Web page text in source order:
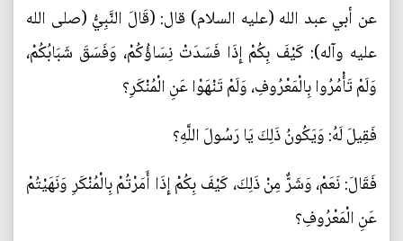
عن أبي عبد الله (عليه السلام) قال: (قَالَ النَّبِيُّ (صلى الله
عليه وآله): كَيْفَ بِكُمْ إِذَا فَسَدَتْ نِسَاؤُكُمْ، وَفَسَقَ شَبَابُكُمْ،
وَلَمْ تَأْمُرُوا بِالْمَعْرُوفِ، وَلَمْ تَنْهَوْا عَنِ الْمُنْكَرِ؟
فَقِيلَ لَهُ: وَيَكُونُ ذَلِكَ يَا رَسُولَ اللَّهِ؟
فَقَالَ: نَعَمْ، وَشَرٌّ مِنْ ذَلِكَ، كَيْفَ بِكُمْ إِذَا أَمَرْتُمْ بِالْمُنْكَرِ وَنَهَيْتُمْ
عَنِ الْمَعْرُوفِ؟